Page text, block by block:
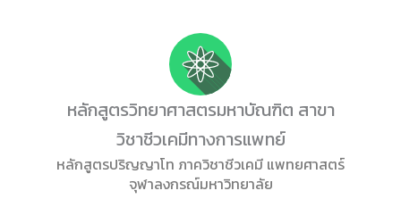
หลักสูตรวิทยาศาสตรมหาบัณฑิต สาขา
วิชาชีวเคมีทางการแพทย์
หลักสูตรปริญญาโท ภาควิชาชีวเคมี แพทยศาสตร์
จุฬาลงกรณ์มหาวิทยาลัย